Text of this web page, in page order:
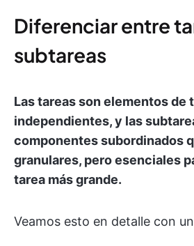
Diferenciar entre
subtareas
Las tareas son elementos de
independientes, y las
componentes subordinados
granulares, pero esenciales
tarea más grande.
Veamos esto en detalle con